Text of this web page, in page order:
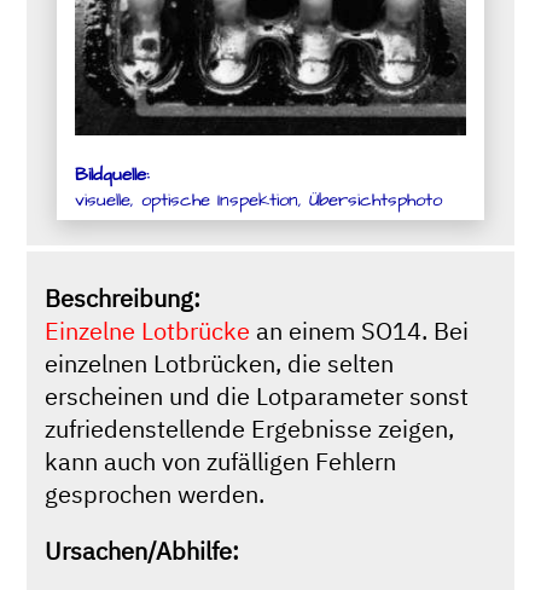
Bildquelle:
visuelle, optische Inspektion, Übersichtsphoto
Beschreibung:
Einzelne Lotbrücke an einem SO14. Bei
einzelnen Lotbrücken, die selten
erscheinen und die Lotparameter sonst
zufriedenstellende Ergebnisse zeigen,
kann auch von zufälligen Fehlern
gesprochen werden.
Ursachen/Abhilfe: